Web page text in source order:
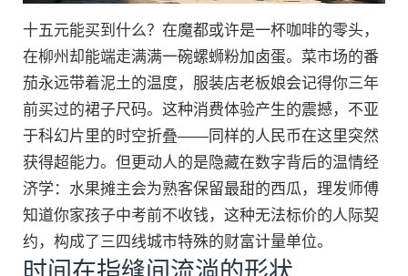
十五元能买到什么？在魔都或许是一杯咖啡的零头，
在柳州却能端走满满一碗螺蛳粉加卤蛋。菜市场的番
茄永远带着泥土的温度，服装店老板娘会记得你三年
前买过的裙子尺码。这种消费体验产生的震撼，不亚
于科幻片里的时空折叠——同样的人民币在这里突然
获得超能力。但更动人的是隐藏在数字背后的温情经
济学：水果摊主会为熟客保留最甜的西瓜，理发师傅
知道你家孩子中考前不收钱，这种无法标价的人际契
约，构成了三四线城市特殊的财富计量单位。